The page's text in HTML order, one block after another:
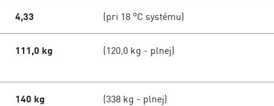
4,33 (pri 18 °C systému)
111,0 kg (120,0 kg - plnej)
140 kg (338 kg - plnej)